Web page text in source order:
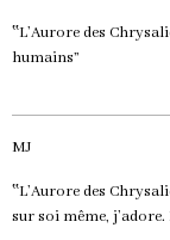
‟L’Aurore des
humains”
MJ
‟L’Aurore des
sur soi même,